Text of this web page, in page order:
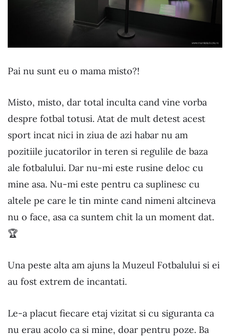
Pai nu sunt eu o mama misto?!
Misto, misto, dar total inculta cand vine vorba
despre fotbal totusi. Atat de mult detest acest
sport incat nici in ziua de azi habar nu am
pozitiile jucatorilor in teren si regulile de baza
ale fotbalului. Dar nu-mi este rusine deloc cu
mine asa. Nu-mi este pentru ca suplinesc cu
altele pe care le tin minte cand nimeni altcineva
nu o face, asa ca suntem chit la un moment dat.
🏆
Una peste alta am ajuns la Muzeul Fotbalului si ei
au fost extrem de incantati.
Le-a placut fiecare etaj vizitat si cu siguranta ca
nu erau acolo ca si mine, doar pentru poze. Ba